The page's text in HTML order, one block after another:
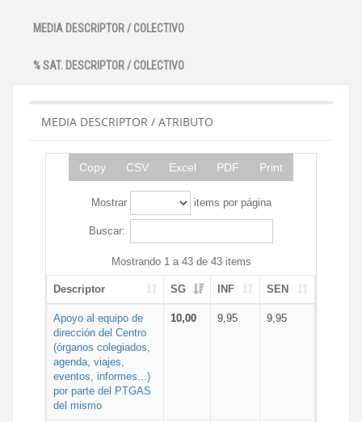
MEDIA DESCRIPTOR / COLECTIVO
% SAT. DESCRIPTOR / COLECTIVO
MEDIA DESCRIPTOR / ATRIBUTO
Copy CSV Excel PDF Print
Mostrar items por página
Buscar:
Mostrando 1 a 43 de 43 items
Descriptor SG INF SEN
Apoyo al equipo de
dirección del Centro
(órganos colegiados,
agenda, viajes,
eventos, informes...)
por parte del PTGAS
del mismo
10,00 9,95 9,95